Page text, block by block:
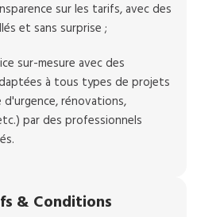
sur les tarifs, avec des
et sans surprise ;
sur-mesure avec des
à tous types de projets
d'urgence, rénovations,
par des professionnels
& Conditions